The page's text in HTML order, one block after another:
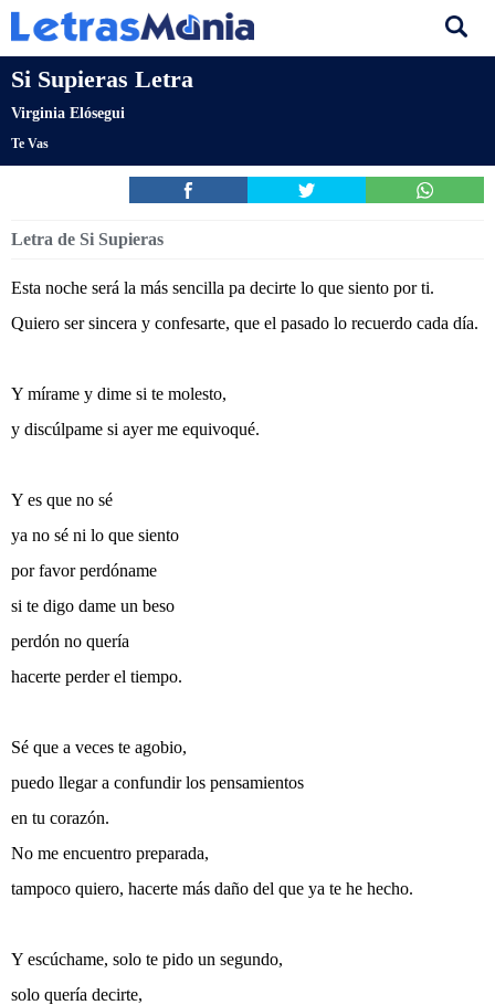
Si Supieras Letra
Virginia Elósegui
Te Vas
Letra de Si Supieras
Esta noche será la más sencilla pa decirte lo que siento por ti.
Quiero ser sincera y confesarte, que el pasado lo recuerdo cada día.
Y mírame y dime si te molesto,
y discúlpame si ayer me equivoqué.
Y es que no sé
ya no sé ni lo que siento
por favor perdóname
si te digo dame un beso
perdón no quería
hacerte perder el tiempo.
Sé que a veces te agobio,
puedo llegar a confundir los pensamientos
en tu corazón.
No me encuentro preparada,
tampoco quiero, hacerte más daño del que ya te he hecho.
Y escúchame, solo te pido un segundo,
solo quería decirte,